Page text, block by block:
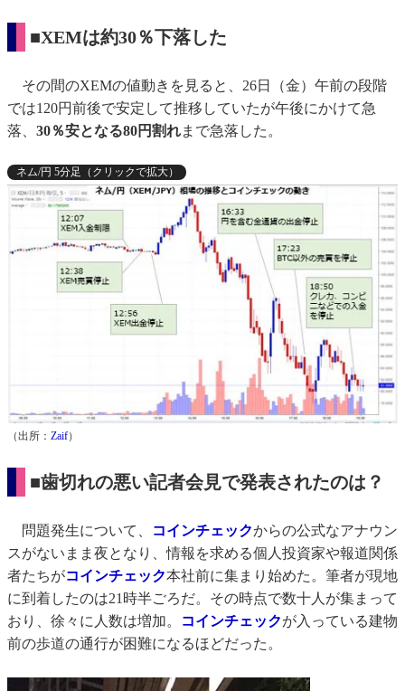
■XEMは約30％下落した
その間のXEMの値動きを見ると、26日（金）午前の段階
では120円前後で安定して推移していたが午後にかけて急
落、 30％安となる80円割れまで急落した。
ネム/円 5分足（クリックで拡大）
（出所： Zaif）
■歯切れの悪い記者会見で発表されたのは？
問題発生について、 コインチェックからの公式なアナウン
スがないまま夜となり、情報を求める個人投資家や報道関係
者たちがコインチェック本社前に集まり始めた。筆者が現地
に到着したのは21時半ごろだ。その時点で数十人が集まって
おり、徐々に人数は増加。
コインチェックが入っている建物
前の歩道の通行が困難になるほどだった。